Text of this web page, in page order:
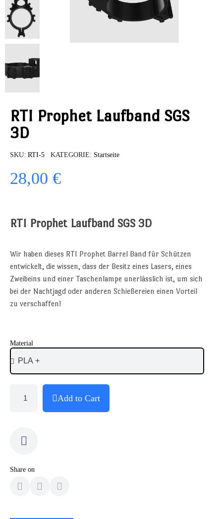
RTI Prophet Laufband SGS
3D
SKU RTI-5 KATEGORIE Startseite
28,00 €
RTI Prophet Laufband SGS 3D
Wir haben dieses RTI Prophet Barrel Band für Schützen
entwickelt, die wissen, dass der Besitz eines Lasers, eines
Zweibeins und einer Taschenlampe unerlässlich ist, um sich
bei der Nachtjagd oder anderen Schießereien einen Vorteil
zu verschaffen!
Material
Add to Cart
Share on